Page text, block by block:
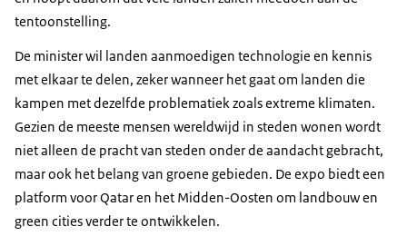
tentoonstelling.
De minister wil landen aanmoedigen technologie en kennis
met elkaar te delen, zeker wanneer het gaat om landen die
kampen met dezelfde problematiek zoals extreme klimaten.
Gezien de meeste mensen wereldwijd in steden wonen wordt
niet alleen de pracht van steden onder de aandacht gebracht,
maar ook het belang van groene gebieden. De expo biedt een
platform voor Qatar en het Midden-Oosten om landbouw en
green cities verder te ontwikkelen.